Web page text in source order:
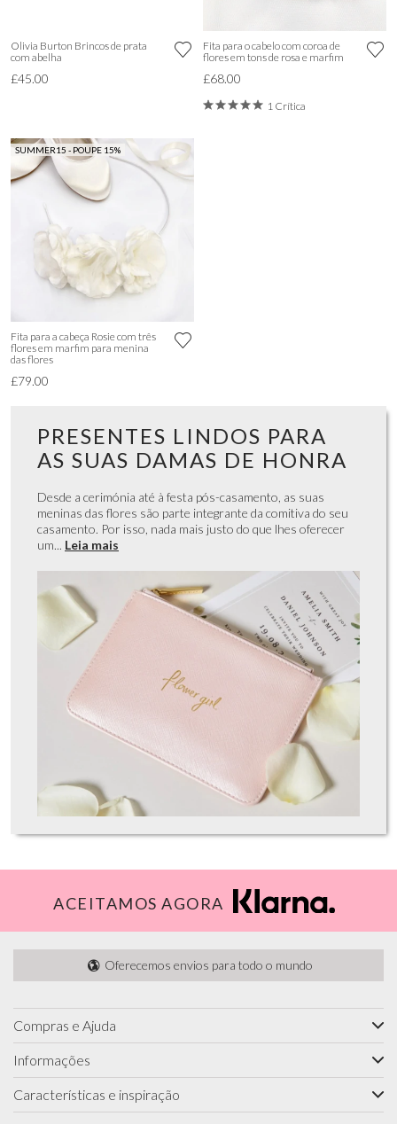
Olivia Burton Brincos de prata
com abelha
£45.00
Fita para o cabelo com coroa de
flores em tons de rosa e marfim
£68.00
1 Crítica
SUMMER15 - POUPE 15%
Fita para a cabeça Rosie com três
flores em marfim para menina
das flores
£79.00
PRESENTES LINDOS PARA
AS SUAS DAMAS DE HONRA
Desde a cerimónia até à festa pós-casamento, as suas
meninas das flores são parte integrante da comitiva do seu
casamento. Por isso, nada mais justo do que lhes oferecer
um... Leia mais
ACEITAMOS AGORA
Oferecemos envios para todo o mundo
Compras e Ajuda
Informações
Características e inspiração